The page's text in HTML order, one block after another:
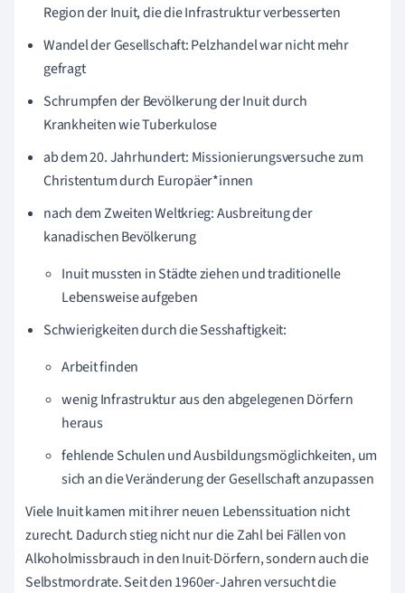
Region der Inuit, die die Infrastruktur verbesserten
Wandel der Gesellschaft: Pelzhandel war nicht mehr
gefragt
Schrumpfen der Bevölkerung der Inuit durch
Krankheiten wie Tuberkulose
ab dem 20. Jahrhundert: Missionierungsversuche zum
Christentum durch Europäer*innen
nach dem Zweiten Weltkrieg: Ausbreitung der
kanadischen Bevölkerung
Inuit mussten in Städte ziehen und traditionelle
Lebensweise aufgeben
Schwierigkeiten durch die Sesshaftigkeit:
Arbeit finden
wenig Infrastruktur aus den abgelegenen Dörfern
heraus
fehlende Schulen und Ausbildungsmöglichkeiten, um
sich an die Veränderung der Gesellschaft anzupassen
Viele Inuit kamen mit ihrer neuen Lebenssituation nicht
zurecht. Dadurch stieg nicht nur die Zahl bei Fällen von
Alkoholmissbrauch in den Inuit-Dörfern, sondern auch die
Selbstmordrate. Seit den 1960er-Jahren versucht die